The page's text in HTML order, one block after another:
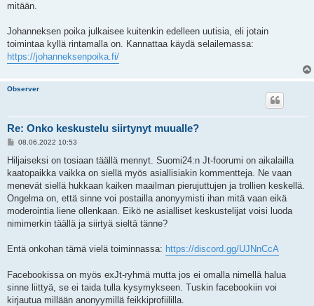
mitään.
Johanneksen poika julkaisee kuitenkin edelleen uutisia, eli jotain
toimintaa kyllä rintamalla on. Kannattaa käydä selailemassa:
https://johanneksenpoika.fi/
Observer
Re: Onko keskustelu siirtynyt muualle?
V
e
s
t
i
08.06.2022 10:53
Hiljaiseksi on tosiaan täällä mennyt. Suomi24:n Jt-foorumi on aikalailla
kaatopaikka vaikka on siellä myös asiallisiakin kommentteja. Ne vaan
menevät siellä hukkaan kaiken maailman pierujuttujen ja trollien keskellä.
Ongelma on, että sinne voi postailla anonyymisti ihan mitä vaan eikä
moderointia liene ollenkaan. Eikö ne asialliset keskustelijat voisi luoda
nimimerkin täällä ja siirtyä sieltä tänne?
Entä onkohan tämä vielä toiminnassa: https://discord.gg/UJNnCcA
Facebookissa on myös exJt-ryhmä mutta jos ei omalla nimellä halua
sinne liittyä, se ei taida tulla kysymykseen. Tuskin facebookiin voi
kirjautua millään anonyymillä feikkiprofiililla.